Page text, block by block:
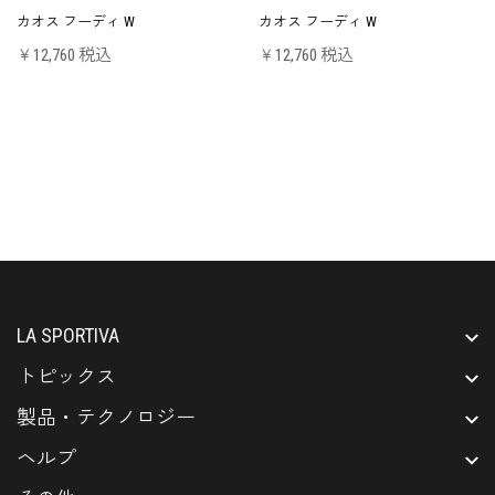
カオス フーディ W
￥12,760 税込
カオス フーディ W
￥12,760 税込
LA SPORTIVA
トピックス
製品・テクノロジー
ヘルプ